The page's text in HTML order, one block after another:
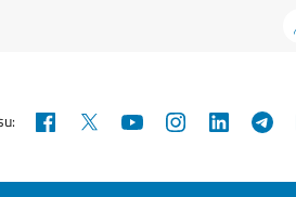
Facebook YouTubeInstagram